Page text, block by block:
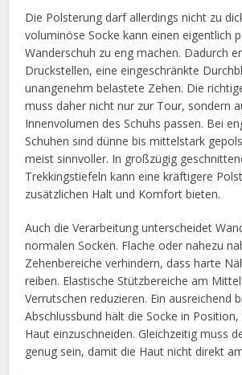
Die Polsterung darf allerdings nicht zu
voluminöse Socke kann einen eigentlich
Wanderschuh zu eng machen. Dadurch
Druckstellen, eine eingeschränkte
unangenehm belastete Zehen. Die
muss daher nicht nur zur Tour, sondern
Innenvolumen des Schuhs passen. Bei
Schuhen sind dünne bis mittelstark
meist sinnvoller. In großzügig
Trekkingstiefeln kann eine kräftigere
zusätzlichen Halt und Komfort bieten.
Auch die Verarbeitung unterscheidet
normalen Socken. Flache oder nahezu
Zehenbereiche verhindern, dass harte
reiben. Elastische Stützbereiche am
Verrutschen reduzieren. Ein ausreichend
Abschlussbund hält die Socke in
Haut einzuschneiden. Gleichzeitig muss
genug sein, damit die Haut nicht direkt